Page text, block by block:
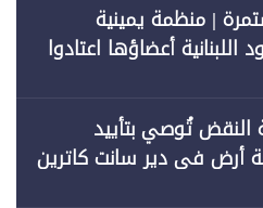
| منظمة يمينية
أعضاؤها اعتادوا
تُوصي بتأييد
الدولة 29 قطعة أرض في دير سانت كاترين